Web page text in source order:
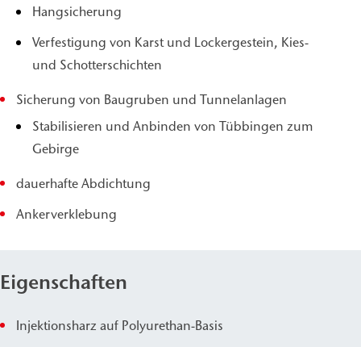
Hangsicherung
Verfestigung von Karst und Lockergestein, Kies-
und Schotterschichten
Sicherung von Baugruben und Tunnelanlagen
Stabilisieren und Anbinden von Tübbingen zum
Gebirge
dauerhafte Abdichtung
Ankerverklebung
Eigenschaften
Injektionsharz auf Polyurethan-Basis